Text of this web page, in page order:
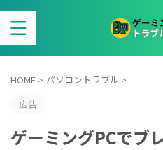
HOME > パソコントラブル >
広告
ゲーミングPCでブ